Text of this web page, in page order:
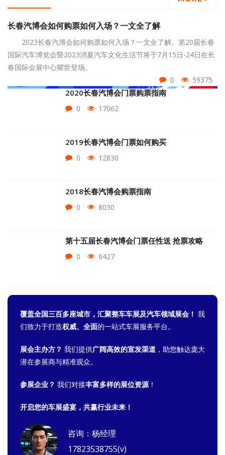
长春汽博会如何购票如何入场？一文全了解
2023长春汽博会如何购票如何入场？一文全了解。第20届长春
国际汽车博览会暨2023消夏汽车文化生活节将于7月15日-24日在长
春国际会展中心耀世登场。
0
59375
2020长春汽博会门票购票指南
0 17062
2019长春汽博会门票如何购买
0 12830
2018长春汽博会购票指南
0 8030
第十五届长春汽博会门票任性送 抢票攻略
0 6427
覆盖全国三百多座城市，汇聚整车车展及汽车领域展会！ 我
们致力于打造权威、全面的一站式车展服务平台。
展会主办方？ 我们提供广阔高效的宣发渠道 ，助您触达庞大
潜在参展商与精准观众。
参展企业？ 我们对接丰富多样的展位资源 ！
开启您的车展盛宴，共赢行业未来！
咨询：杨经理
17823538755(v)